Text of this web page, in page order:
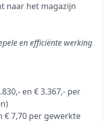
naar het magazijn
en efficiënte werking
en € 3.367,- per
€ 7,70 per gewerkte